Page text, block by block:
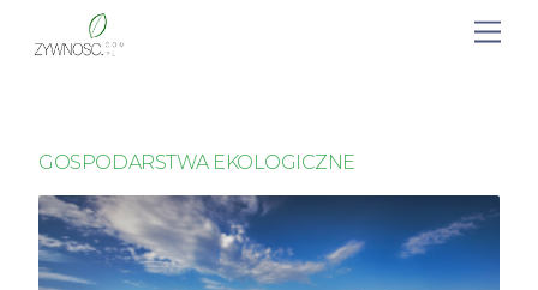
GOSPODARSTWA EKOLOGICZNE